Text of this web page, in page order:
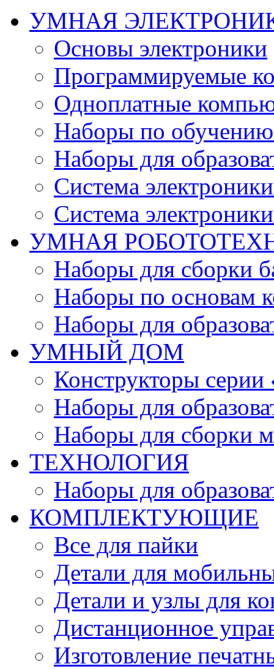
УМНАЯ
Основы электроники
Программируемые
Одноплатные
Наборы по
Наборы для
Система
Система
УМНАЯ
Наборы для сборки
Наборы по основам
Наборы для
УМНЫЙ ДОМ
Конструкторы
Наборы для
Наборы для сборки
ТЕХНОЛОГИЯ
Наборы для
КОМПЛЕКТУЮЩИЕ
Все для пайки
Детали для
Детали и узлы для
Дистанционное
Изготовление